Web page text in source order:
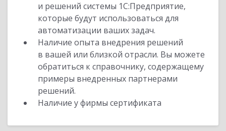
и решений системы 1С:Предприятие,
которые будут использоваться для
автоматизации ваших задач.
Наличие опыта внедрения решений
в вашей или близкой отрасли. Вы можете
обратиться к справочнику, содержащему
примеры внедренных партнерами
решений.
Наличие у фирмы сертификата